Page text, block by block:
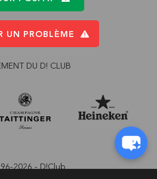
UN PROBLÈME
DU D! CLUB
2026 - D!Club